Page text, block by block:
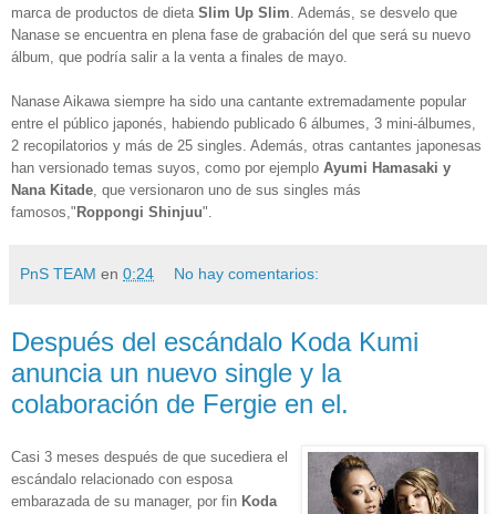
marca de productos de dieta Slim Up Slim . Además, se desvelo que
Nanase se encuentra en plena fase de grabación del que será su nuevo
álbum, que podría salir a la venta a finales de mayo.
Nanase Aikawa siempre ha sido una cantante extremadamente popular
entre el público japonés, habiendo publicado 6 álbumes, 3 mini-álbumes,
2 recopilatorios y más de 25 singles. Además, otras cantantes japonesas
han versionado temas suyos, como por ejemplo Ayumi Hamasaki y
Nana Kitade , que versionaron uno de sus singles más
famosos,"Roppongi Shinjuu".
PnS TEAM en 0:24 No hay comentarios:
Después del escándalo Koda Kumi
anuncia un nuevo single y la
colaboración de Fergie en el.
Casi 3 meses después de que sucediera el
escándalo relacionado con esposa
embarazada de su manager, por fin Koda